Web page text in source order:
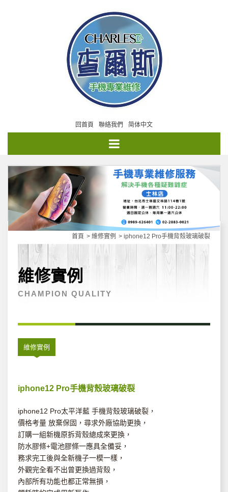
回首頁 聯絡我們 简体中文
首頁 維修實例 iphone12 Pro手機背殼玻璃破裂
維修實例
CHAMPION QUALITY
維修實例
iphone12 Pro手機背殼玻璃破裂
iphone12 Pro太平洋藍 手機背殼玻璃破裂，
價格考量 放棄保固，尋求外廠協助更換，
訂購一組新機原拆背殼總成來更換，
防水膠條+電池膠條一應具全備妥，
務求完工後與全新機子一模一樣，
外觀完全看不出曾更換過背殼，
內部所有功能也都正常無損，